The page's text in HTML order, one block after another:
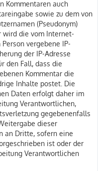
Kommentaren auch
sowie zu dem von
(Pseudonym)
wird die vom Internet-
vergebene IP-
der IP-Adresse
den Fall, dass die
Kommentar die
Inhalte postet. Die
Daten erfolgt daher im
Verantwortlichen,
gegebenenfalls
dieser
an Dritte, sofern eine
ist oder der
Verantwortlichen